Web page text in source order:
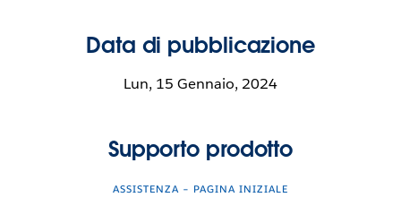
Data di pubblicazione
Lun, 15 Gennaio, 2024
Supporto prodotto
ASSISTENZA – PAGINA INIZIALE